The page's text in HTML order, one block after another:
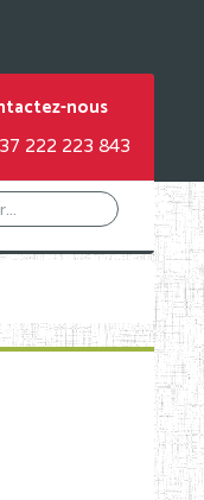
nous
222 223 843